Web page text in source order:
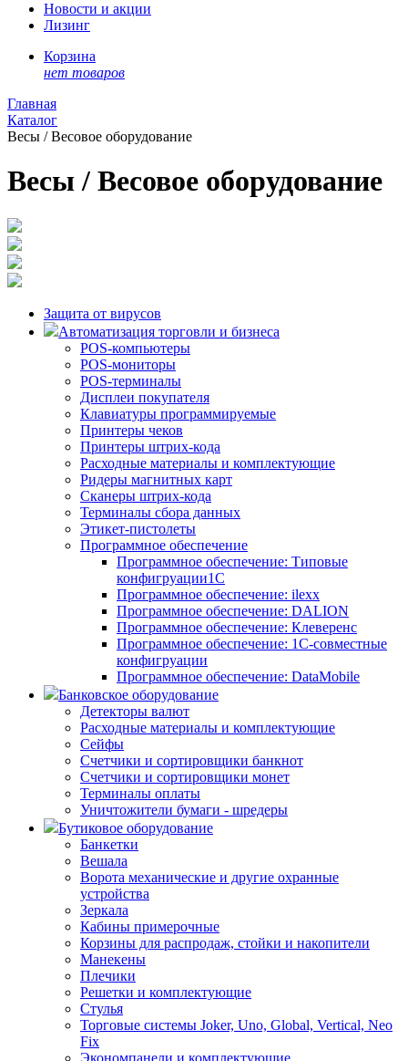
Новости и акции
Лизинг
Корзина
нет товаров
Главная
Каталог
Весы / Весовое оборудование
Весы / Весовое оборудование
Защита от вирусов
Автоматизация торговли и бизнеса
POS-компьютеры
POS-мониторы
POS-терминалы
Дисплеи покупателя
Клавиатуры программируемые
Принтеры чеков
Принтеры штрих-кода
Расходные материалы и комплектующие
Ридеры магнитных карт
Сканеры штрих-кода
Терминалы сбора данных
Этикет-пистолеты
Программное обеспечение
Программное обеспечение: Типовые
конфигруации1С
Программное обеспечение: ilexx
Программное обеспечение: DALION
Программное обеспечение: Клеверенс
Программное обеспечение: 1С-совместные
конфигруации
Программное обеспечение: DataMobile
Банковское оборудование
Детекторы валют
Расходные материалы и комплектующие
Сейфы
Счетчики и сортировщики банкнот
Счетчики и сортировщики монет
Терминалы оплаты
Уничтожители бумаги - шредеры
Бутиковое оборудование
Банкетки
Вешала
Ворота механические и другие охранные
устройства
Зеркала
Кабины примерочные
Корзины для распродаж, стойки и накопители
Манекены
Плечики
Решетки и комплектующие
Стулья
Торговые системы Joker, Uno, Global, Vertical, Neo
Fix
Экономпанели и комплектующие